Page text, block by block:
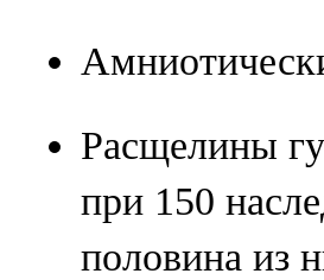
Расщелины
при 150
половина из